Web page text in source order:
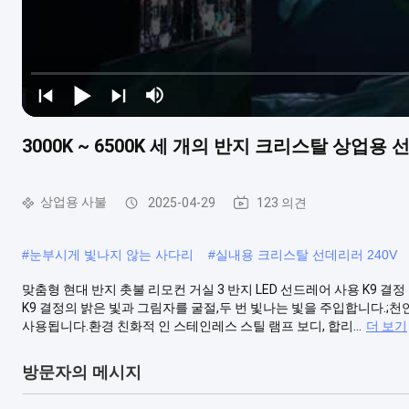
3000K ~ 6500K 세 개의 반지 크리스탈 상업용
상업용 사불 2025-04-29 123 의견
#눈부시게 빛나지 않는 사다리 #실내용 크리스탈 선데리러 240V
맞춤형 현대 반지 촛불 리모컨 거실 3 반지 LED 선드레어 사용 K9 결
K9 결정의 밝은 빛과 그림자를 굴절,두 번 빛나는 빛을 주입합니다.;
사용됩니다.환경 친화적 인 스테인레스 스틸 램프 보디, 합리...
더 보기
방문자의 메시지